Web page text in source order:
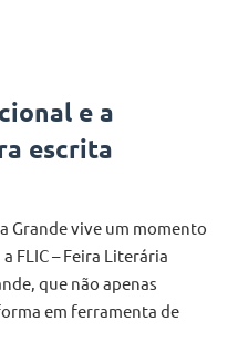
e a
escrita
Grande vive um momento
FLIC – Feira Literária
que não apenas
em ferramenta de